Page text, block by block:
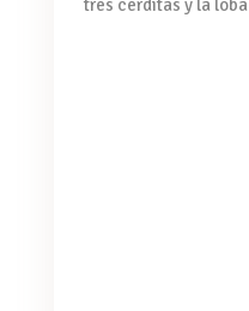
tres cerditas y la loba